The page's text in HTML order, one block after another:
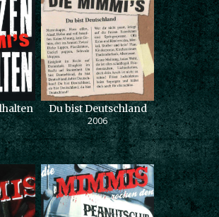
Du bist Deutschland
2006